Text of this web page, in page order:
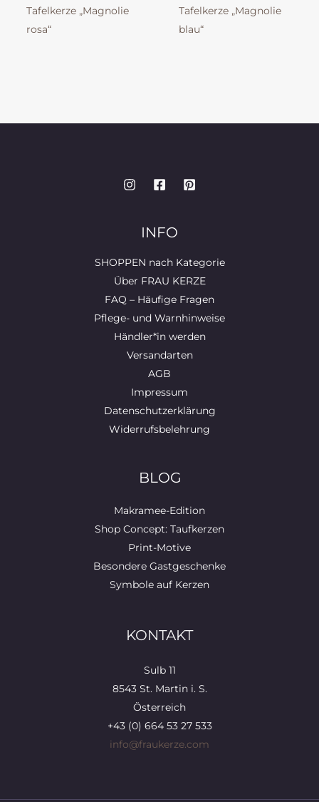
Tafelkerze „Magnolie
rosa“
Tafelkerze „Magnolie
blau“
INFO
SHOPPEN nach Kategorie
Über FRAU KERZE
FAQ – Häufige Fragen
Pflege- und Warnhinweise
Händler*in werden
Versandarten
AGB
Impressum
Datenschutzerklärung
Widerrufsbelehrung
BLOG
Makramee-Edition
Shop Concept: Taufkerzen
Print-Motive
Besondere Gastgeschenke
Symbole auf Kerzen
KONTAKT
Sulb 11
8543 St. Martin i. S.
Österreich
+43 (0) 664 53 27 533
info@fraukerze.com